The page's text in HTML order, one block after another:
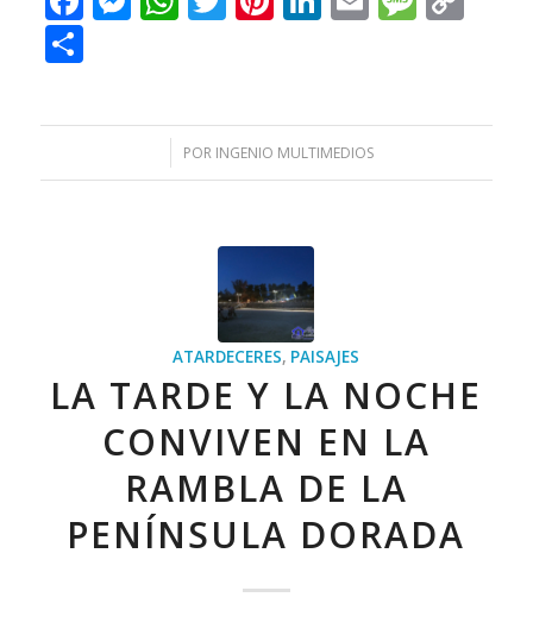
Compartir
POR INGENIO MULTIMEDIOS
ATARDECERES, PAISAJES
LA TARDE Y LA NOCHE
CONVIVEN EN LA
RAMBLA DE LA
PENÍNSULA DORADA